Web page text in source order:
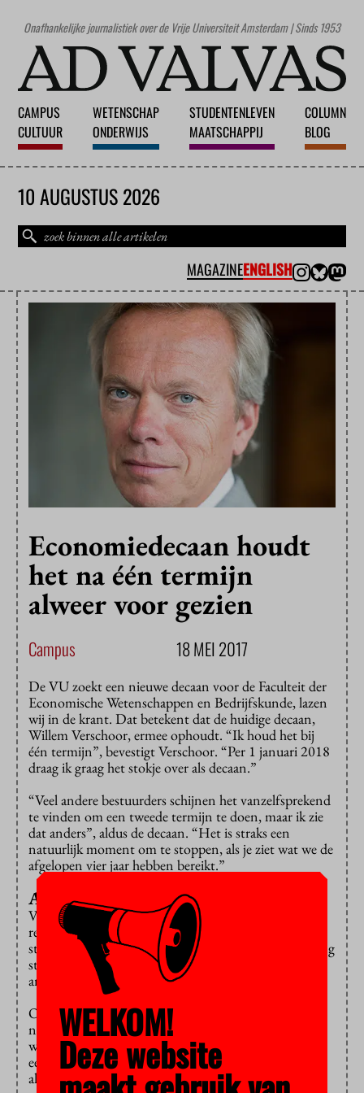
Onafhankelijke journalistiek over de Vrije Universiteit Amsterdam | Sinds 1953
CAMPUS
CULTUUR
WETENSCHAP
ONDERWIJS
STUDENTENLEVEN
MAATSCHAPPIJ
COLUMN
BLOG
10 AUGUSTUS 2026
MAGAZINEENGLISH
Economiedecaan houdt
het na één termijn
alweer voor gezien
Campus 18 MEI 2017
De VU zoekt een nieuwe decaan voor de Faculteit der
Economische Wetenschappen en Bedrijfskunde, lazen
wij in de krant. Dat betekent dat de huidige decaan,
Willem Verschoor, ermee ophoudt. “Ik houd het bij
één termijn”, bevestigt Verschoor. “Per 1 januari 2018
draag ik graag het stokje over als decaan.”
“Veel andere bestuurders schijnen het vanzelfsprekend
te vinden om een tweede termijn te doen, maar ik zie
dat anders”, aldus de decaan. “Het is straks een
natuurlijk moment om te stoppen, als je ziet wat we de
afgelopen vier jaar hebben bereikt.”
Als een huis
Verschoor is tevreden over wat hij heeft bereikt. “De
resultaten van de Nationale Studentenenquête zijn
sterk verbeterd, het onderzoek gaat goed, de profilering
staat als een huis, de doelen zijn bereikt, het is tijd om
andere leuke dingen te gaan doen.”
Of Verschoor ook de VU gaat verlaten, weet hij nog
niet. Ook of hij weer een bestuurdersfunctie op zich
wil nemen, heeft hij nog niet besloten. “Het kan ook
een combinatie van bestuur en wetenschap zijn. Ook
als decaan heb ik me beziggehouden met mijn
WELKOM!
Deze website